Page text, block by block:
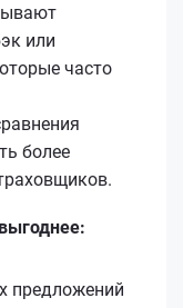
или
часто
более
предложений